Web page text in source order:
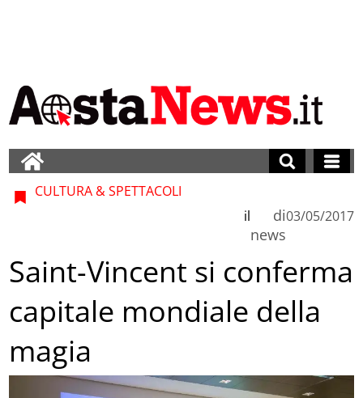
CULTURA & SPETTACOLI
di
news
il 03/05/2017
Saint-Vincent si conferma
capitale mondiale della
magia